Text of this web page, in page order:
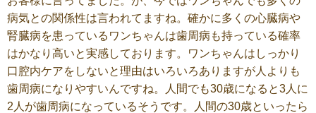
病気との関係性は言われてますね。確かに多くの心臓病や
腎臓病を患っているワンちゃんは歯周病も持っている確率
はかなり高いと実感しております。ワンちゃんはしっかり
口腔内ケアをしないと理由はいろいろありますが人よりも
歯周病になりやすいんですね。人間でも30歳になると3人に
2人が歯周病になっているそうです。人間の30歳といったら